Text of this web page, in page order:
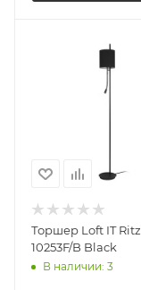
Торшер Loft IT Ritz
10253F/B Black
В наличии: 3